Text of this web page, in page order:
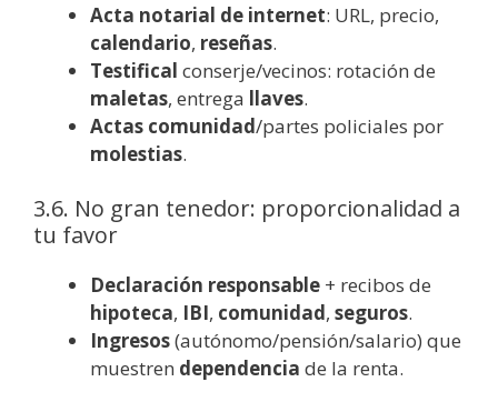
Acta notarial de internet: URL, precio,
calendario, reseñas.
Testifical conserje/vecinos: rotación de
maletas, entrega llaves.
Actas comunidad/partes policiales por
molestias.
3.6. No gran tenedor: proporcionalidad a
tu favor
Declaración responsable + recibos de
hipoteca, IBI, comunidad, seguros.
Ingresos(autónomo/pensión/salario) que
muestren dependencia de la renta.